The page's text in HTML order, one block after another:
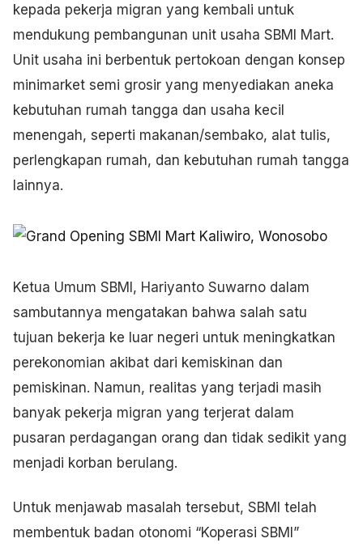
kepada pekerja migran yang kembali untuk
mendukung pembangunan unit usaha SBMI Mart.
Unit usaha ini berbentuk pertokoan dengan konsep
minimarket semi grosir yang menyediakan aneka
kebutuhan rumah tangga dan usaha kecil
menengah, seperti makanan/sembako, alat tulis,
perlengkapan rumah, dan kebutuhan rumah tangga
lainnya.
Ketua Umum SBMI, Hariyanto Suwarno dalam
sambutannya mengatakan bahwa salah satu
tujuan bekerja ke luar negeri untuk meningkatkan
perekonomian akibat dari kemiskinan dan
pemiskinan. Namun, realitas yang terjadi masih
banyak pekerja migran yang terjerat dalam
pusaran perdagangan orang dan tidak sedikit yang
menjadi korban berulang.
Untuk menjawab masalah tersebut, SBMI telah
membentuk badan otonomi “Koperasi SBMI”